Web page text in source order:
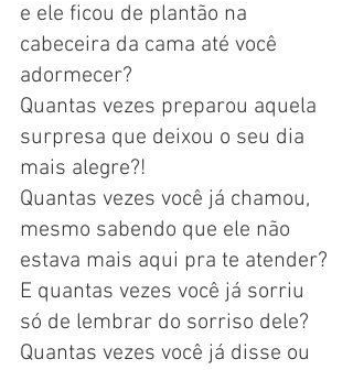
e ele ficou de plantão na
cabeceira da cama até você
adormecer?
Quantas vezes preparou aquela
surpresa que deixou o seu dia
mais alegre?!
Quantas vezes você já chamou,
mesmo sabendo que ele não
estava mais aqui pra te atender?
E quantas vezes você já sorriu
só de lembrar do sorriso dele?
Quantas vezes você já disse ou